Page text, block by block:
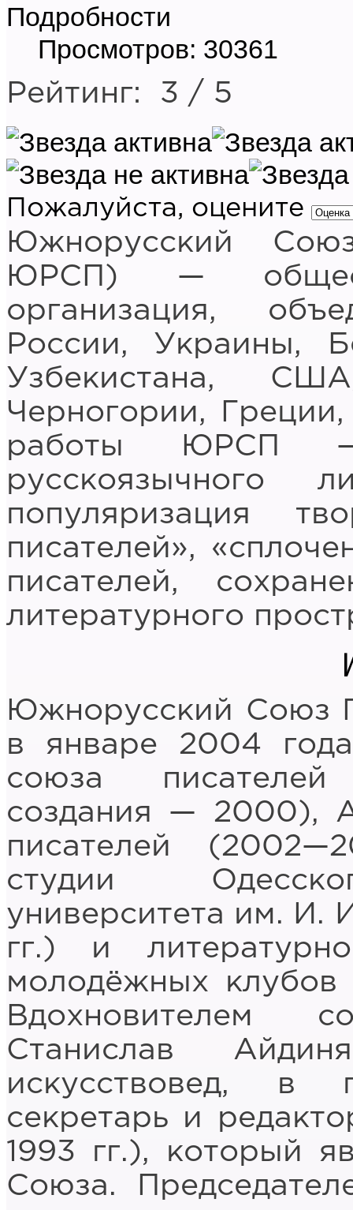
Подробности
Просмотров: 30361
Рейтинг: 3 / 5
Пожалуйста, оцените
Южнорусский
ЮРСП) —
организация,
России, Украины,
Узбекистана,
Черногории,
работы ЮРСП —
русскоязычного
популяризация
писателей»,
писателей,
литературного
Южнорусский Союз
в январе 2004
союза
создания — 2000),
писателей
студии
университета им.
гг.) и
молодёжных
Вдохновителем
Станислав
искусствовед, в
секретарь и
1993 гг.), который
Союза.